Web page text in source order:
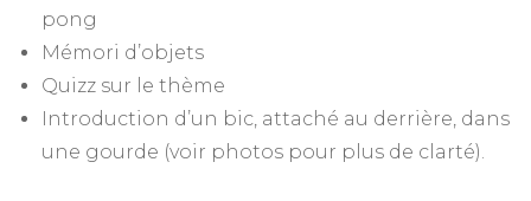
pong
Mémori d’objets
Quizz sur le thème
Introduction d’un bic, attaché au derrière, dans
une gourde (voir photos pour plus de clarté).